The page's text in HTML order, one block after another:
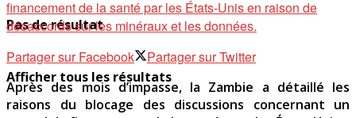
Pas de résultat
Afficher tous les résultats
financement de la santé par les États-Unis en raison de
désaccords sur les minéraux et les données.
Partager sur Facebook
Partager sur Twitter
Après des mois d’impasse, la Zambie a détaillé les
raisons du blocage des discussions concernant un